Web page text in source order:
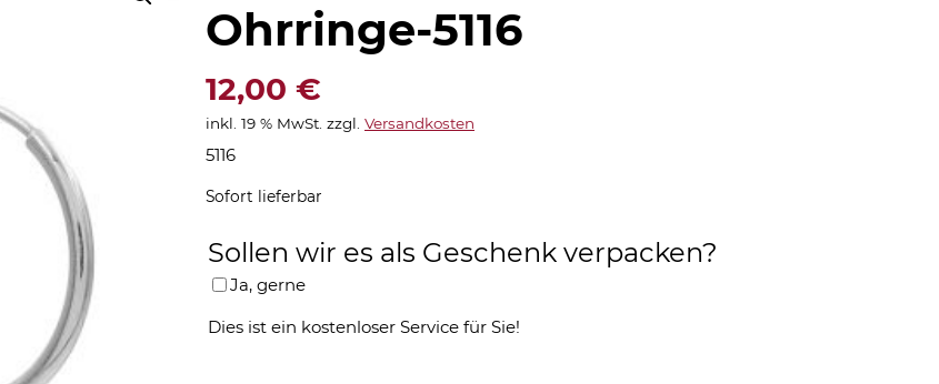
Ohrringe-5116
12,00 €
inkl. 19 % MwSt. zzgl. Versandkosten
5116
Sofort lieferbar
Sollen wir es als Geschenk verpacken?
Ja, gerne
Dies ist ein kostenloser Service für Sie!